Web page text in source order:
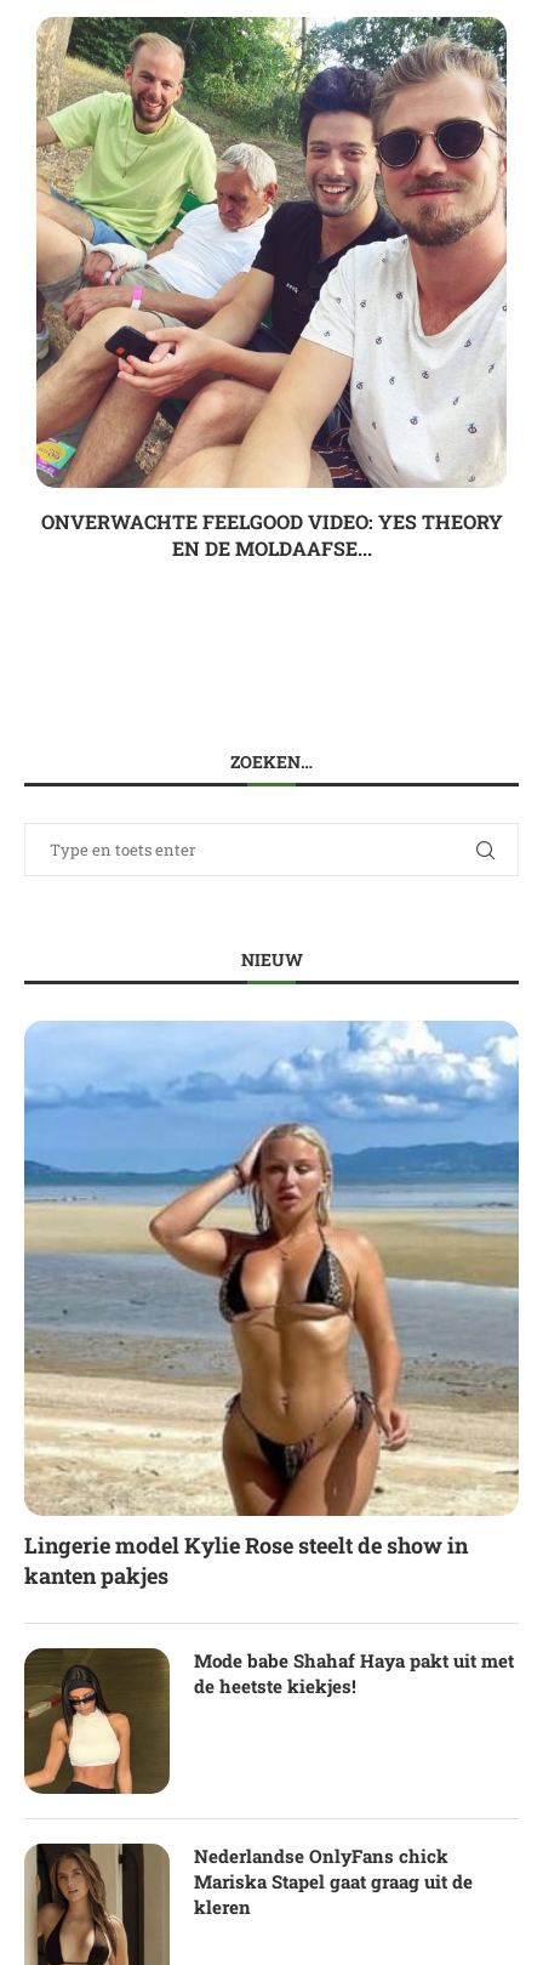
ONVERWACHTE FEELGOOD VIDEO: YES THEORY
EN DE MOLDAAFSE...
ZOEKEN…
NIEUW
Lingerie model Kylie Rose steelt de show in
kanten pakjes
Mode babe Shahaf Haya pakt uit met
de heetste kiekjes!
Nederlandse OnlyFans chick
Mariska Stapel gaat graag uit de
kleren